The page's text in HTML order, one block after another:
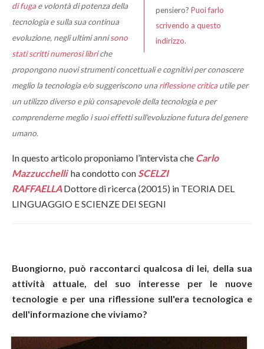
pensiero? Puoi farlo
scrivendo a questo
indirizzo.
di fugae volontà di potenza della
tecnologia e sulla sua continua
evoluzione, negli ultimi annisono
stati scritti numerosi libriche
propongono nuovi strumenti concettuali e cognitivi per conoscere
meglio la tecnologia e/o suggeriscono unariflessione criticautile per
un utilizzo diverso e più consapevole della tecnologia e per
comprenderne meglio i suoi effetti sull'evoluzione futura del genere
umano.
In questo articolo proponiamo l’intervista che Carlo
Mazzucchelli ha condotto con SCELZI
RAFFAELLA Dottore di ricerca (20015) in TEORIA DEL
LINGUAGGIO E SCIENZE DEI SEGNI
Buongiorno, può raccontarci qualcosa di lei, della sua
attività attuale, del suo interesse per le nuove
tecnologie e per una riflessione sull'era tecnologica e
dell'informazione che viviamo?